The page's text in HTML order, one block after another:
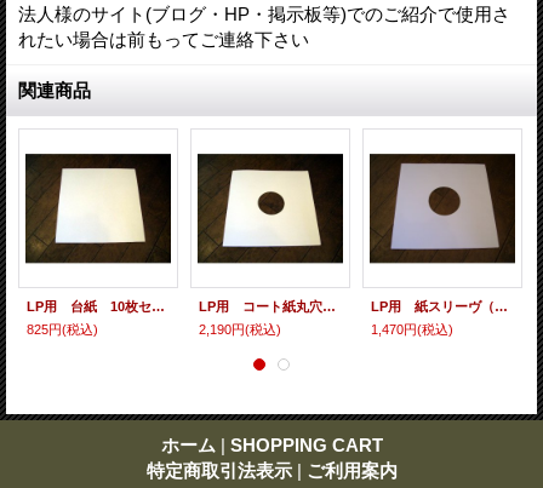
法人様のサイト(ブログ・HP・掲示板等)でのご紹介で使用さ
れたい場合は前もってご連絡下さい
関連商品
LP用 台紙 10枚セット
825円(税込)
LP用 コート紙丸穴ジャケ 10枚セット
2,190円(税込)
LP用 紙スリーヴ（レギュラー 四角の角） 10枚セット
1,470円(税込)
ホーム | SHOPPING CART
特定商取引法表示 | ご利用案内